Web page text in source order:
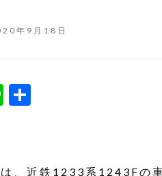
年9月18日
Line
、近鉄1233系1243Fの